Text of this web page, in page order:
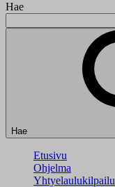
Hae
Hae
Etusivu
Ohjelma
Yhtyelaulukilpailu